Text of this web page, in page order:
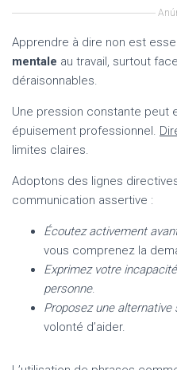
Apprendre à dire non est
mentale au travail, surtout
déraisonnables.
Une pression constante peut
épuisement professionnel.
limites claires.
Adoptons des lignes
communication assertive :
Écoutez activement
vous comprenez la
Exprimez votre incapacité
personne.
Proposez une alternative
volonté d’aider.